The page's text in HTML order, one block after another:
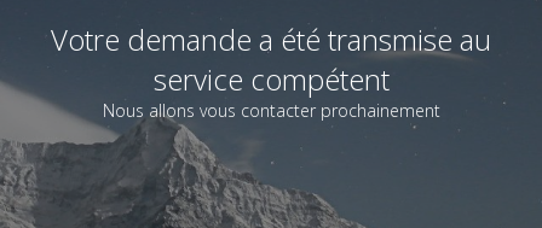
Votre demande a été transmise au
service compétent
Nous allons vous contacter prochainement